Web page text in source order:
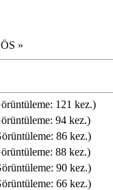
»
121 kez.)
94 kez.)
86 kez.)
88 kez.)
90 kez.)
66 kez.)